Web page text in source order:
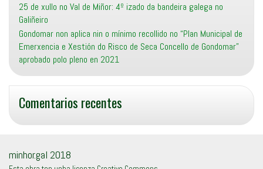
25 de xullo no Val de Miñor: 4º izado da bandeira galega no
Galiñeiro
Gondomar non aplica nin o mínimo recollido no “Plan Municipal de
Emerxencia e Xestión do Risco de Seca Concello de Gondomar”
aprobado polo pleno en 2021
Comentarios recentes
minhor.gal 2018